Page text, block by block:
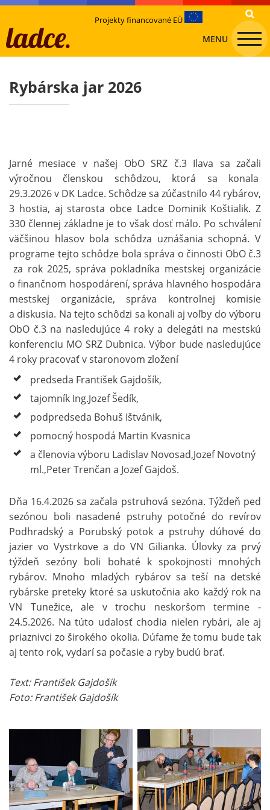
Projekty financované EÚ
MENU
Rybárska jar 2026
Jarné mesiace v našej ObO SRZ č.3 Ilava sa začali
výročnou členskou schôdzou, ktorá sa konala
29.3.2026 v DK Ladce. Schôdze sa zúčastnilo 44 rybárov,
3 hostia, aj starosta obce Ladce Dominik Koštialik. Z
330 člennej základne je to však dosť málo. Po schválení
väčšinou hlasov bola schôdza uznášania schopná. V
programe tejto schôdze bola správa o činnosti ObO č.3
za rok 2025, správa pokladníka mestskej organizácie
o finančnom hospodárení, správa hlavného hospodára
mestskej organizácie, správa kontrolnej komisie
a diskusia. Na tejto schôdzi sa konali aj voľby do výboru
ObO č.3 na nasledujúce 4 roky a delegáti na mestskú
konferenciu MO SRZ Dubnica. Výbor bude nasledujúce
4 roky pracovať v staronovom zložení
predseda František Gajdošík,
tajomník Ing.Jozef Šedík,
podpredseda Bohuš Ištvánik,
pomocný hospodá Martin Kvasnica
a členovia výboru Ladislav Novosad,Jozef Novotný
ml.,Peter Trenčan a Jozef Gajdoš.
Dňa 16.4.2026 sa začala pstruhová sezóna. Týždeň ped
sezónou boli nasadené pstruhy potočné do revírov
Podhradský a Porubský potok a pstruhy dúhové do
jazier vo Vystrkove a do VN Gilianka. Úlovky za prvý
týždeň sezóny boli bohaté k spokojnosti mnohých
rybárov. Mnoho mladých rybárov sa teší na detské
rybárske preteky ktoré sa uskutočnia ako každý rok na
VN Tunežice, ale v trochu neskoršom termine -
24.5.2026. Na túto udalosť chodia nielen rybári, ale aj
priaznivci zo širokého okolia. Dúfame že tomu bude tak
aj tento rok, vydarí sa počasie a ryby budú brať.
Text: František Gajdošík
Foto: František Gajdošík